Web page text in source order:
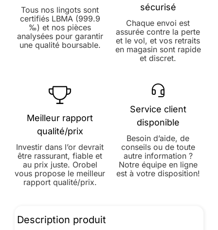
Tous nos lingots sont
certifiés LBMA (999.9
‰) et nos pièces
analysées pour garantir
une qualité boursable.
sécurisé
Chaque envoi est
assurée contre la perte
et le vol, et vos retraits
en magasin sont rapide
et discret.
Meilleur rapport
qualité/prix
Investir dans l’or devrait
être rassurant, fiable et
au prix juste. Orobel
vous propose le meilleur
rapport qualité/prix.
Service client
disponible
Besoin d’aide, de
conseils ou de toute
autre information ?
Notre équipe en ligne
est à votre disposition!
Description produit